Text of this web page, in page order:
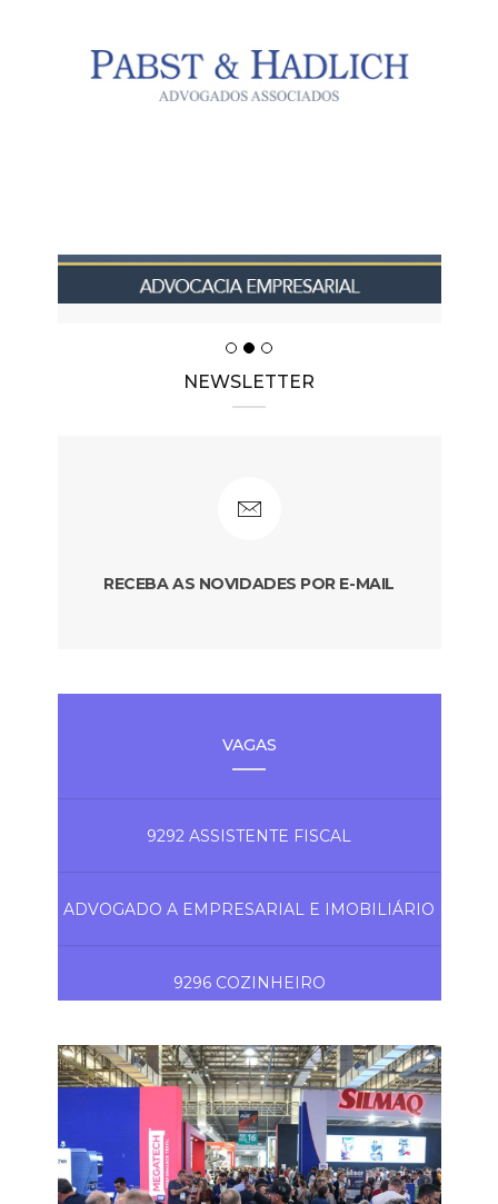
NEWSLETTER
RECEBA AS NOVIDADES POR E-MAIL
VAGAS
9292 ASSISTENTE FISCAL
ADVOGADO A EMPRESARIAL E IMOBILIÁRIO
9296 COZINHEIRO